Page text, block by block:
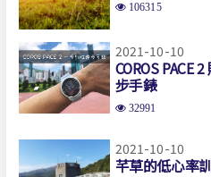
106315
2021-10-10
COROS PACE
步手錶
32991
2021-10-10
芊草的低心率